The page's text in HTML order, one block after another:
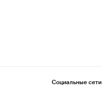
Социальные сети